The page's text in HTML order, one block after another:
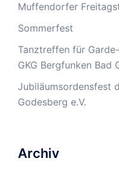
Muffendorfer
Sommerfest
Tanztreffen für
GKG Bergfunken Bad
Jubiläumsordensfest
Godesberg e.V.
Archiv